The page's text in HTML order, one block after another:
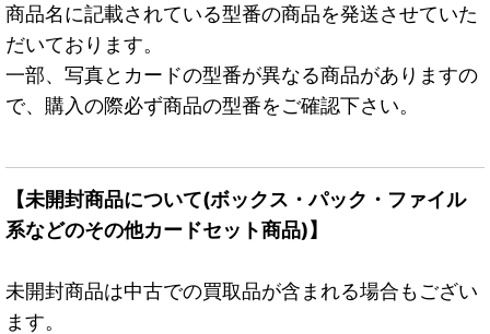
商品名に記載されている型番の商品を発送させていた
だいております。
一部、写真とカードの型番が異なる商品がありますの
で、購入の際必ず商品の型番をご確認下さい。
【未開封商品について(ボックス・パック・ファイル
系などのその他カードセット商品)】
未開封商品は中古での買取品が含まれる場合もござい
ます。